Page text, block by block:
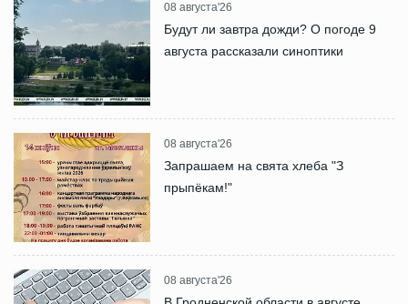
08 августа'26
Будут ли завтра дожди? О погоде 9
августа рассказали синоптики
08 августа'26
Запрашаем на свята хлеба "З
прыпёкам!"
08 августа'26